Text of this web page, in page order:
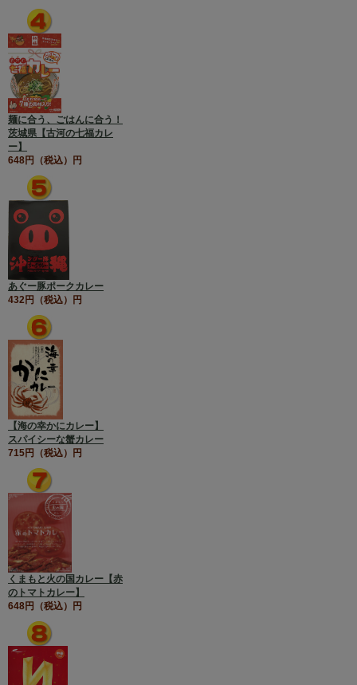
麺に合う、ごはんに合う！
茨城県【古河の七福カレ
ー】
648円（税込）円
あぐー豚ポークカレー
432円（税込）円
【海の幸かにカレー】
スパイシーな蟹カレー
715円（税込）円
くまもと火の国カレー【赤
のトマトカレー】
648円（税込）円